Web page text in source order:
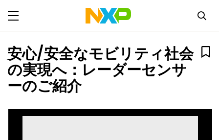
安心/安全なモビリティ社会
の実現へ：レーダーセンサ
ーのご紹介